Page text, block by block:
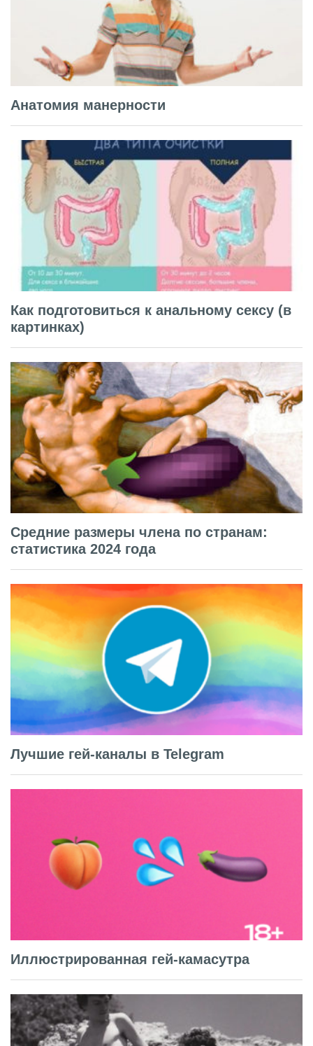
Анатомия манерности
Как подготовиться к анальному сексу (в
картинках)
Средние размеры члена по странам:
статистика 2024 года
Лучшие гей-каналы в Telegram
Иллюстрированная гей-камасутра